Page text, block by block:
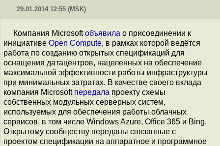
29.01.2014 12:55 (MSK)
Компания Microsoftобъявила о присоединении к
инициативе Open Compute, в рамках которой ведётся
работа по созданию открытых спецификаций для
оснащения датацентров, нацеленных на обеспечение
максимальной эффективности работы инфраструктуры
при минимальных затратах. В качестве своего вклада
компания Microsoft передала проекту схемы
собственных модульных серверных систем,
используемых для обеспечения работы облачных
сервисов, в том числе Windows Azure, Office 365 и Bing.
Открытому сообществу переданы связанные с
проектом спецификации на аппаратное и программное